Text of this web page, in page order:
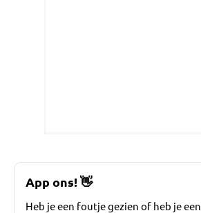
App ons!👋
Heb je een foutje gezien of heb je een